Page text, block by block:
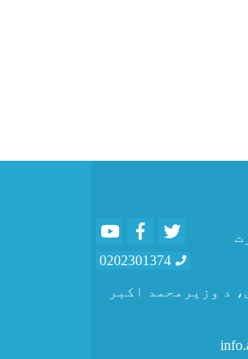
YoutubeFacebook
0202301374
د وزیرمحمد اکبر